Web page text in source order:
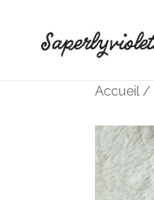
content
SaperlyvioletteAccueil/